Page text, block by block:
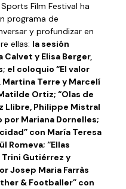
Film Festival ha
programa de
y profundizar en
ellas: la sesión
y Elisa Berger,
el coloquio “El valor
Martina Terre y Marcelí
Ortiz; “Olas de
Llibre, Philippe Mistral
por Mariana Dornelles;
con María Teresa
Romeva; “Ellas
Gutiérrez y
Josep Maria Farràs
& Footballer” con